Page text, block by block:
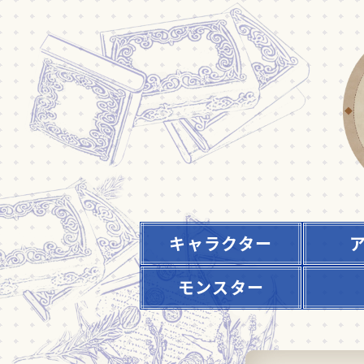
キャラクター
モンスター